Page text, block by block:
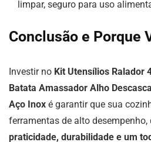
limpar, seguro para uso
Conclusão e Porque
Investir no Kit Utensílios Ralador
Batata Amassador Alho
Aço Inox é garantir que sua
ferramentas de alto
praticidade, durabilidade e um